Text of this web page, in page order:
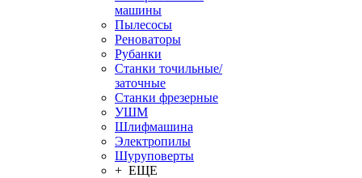
машины
Пылесосы
Реноваторы
Рубанки
Станки точильные/
заточные
Станки фрезерные
УШМ
Шлифмашина
Электропилы
Шуруповерты
+ ЕЩЕ